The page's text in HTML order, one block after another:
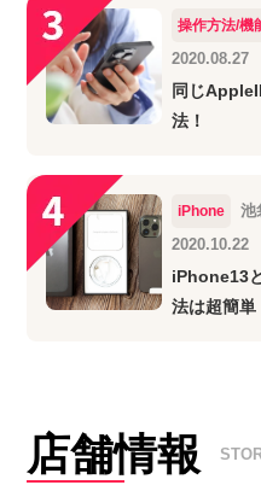
操作方法/機
2020.08.27
同じ
法！
iPhone
池
2020.10.22
iPhone13
法は超簡単
店舗情報